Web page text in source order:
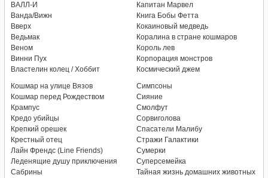
ВАЛЛ-И
Ванда/Вижн
Вверх
Ведьмак
Веном
Винни Пух
Властелин колец / Хоббит
Капитан Марвел
Книга Бобы Фетта
Кокаиновый медведь
Коралина в стране кошмаров
Король лев
Корпорация монстров
Космический джем
Кошмар на улице Вязов
Кошмар перед Рождеством
Крампус
Кредо убийцы
Крепкий орешек
Крестный отец
Лайн Френдс (Line Friends)
Леденящие душу приключения
Сабрины
Симпсоны
Сияние
Смолфут
Сорвиголова
Спасатели Малибу
Стражи Галактики
Сумерки
Суперсемейка
Тайная жизнь домашних животных